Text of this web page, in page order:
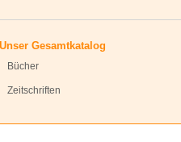
Unser Gesamtkatalog
Bücher
Zeitschriften